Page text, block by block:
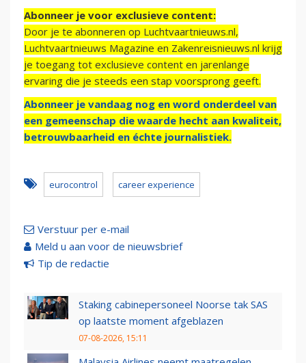
Abonneer je voor exclusieve content:
Door je te abonneren op Luchtvaartnieuws.nl,
Luchtvaartnieuws Magazine en Zakenreisnieuws.nl krijg
je toegang tot exclusieve content en jarenlange
ervaring die je steeds een stap voorsprong geeft.
Abonneer je vandaag nog en word onderdeel van
een gemeenschap die waarde hecht aan kwaliteit,
betrouwbaarheid en échte journalistiek.
eurocontrol career experience
Verstuur per e-mail
Meld u aan voor de nieuwsbrief
Tip de redactie
Staking cabinepersoneel Noorse tak SAS
op laatste moment afgeblazen
07-08-2026, 15:11